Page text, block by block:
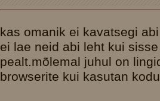
kas omanik ei kavatsegi
ei lae neid abi leht kui
pealt.mõlemal juhul on
browserite kui kasutan